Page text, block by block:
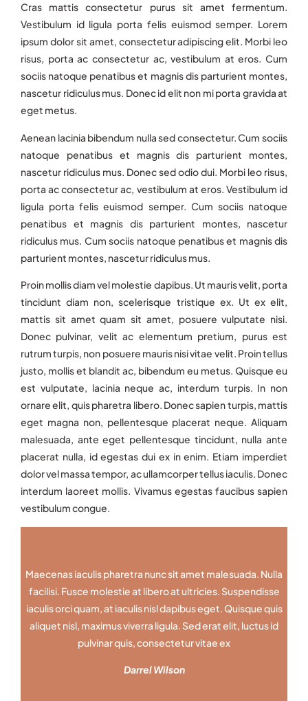
Cras mattis consectetur purus sit amet fermentum.
Vestibulum id ligula porta felis euismod semper. Lorem
ipsum dolor sit amet, consectetur adipiscing elit. Morbi leo
risus, porta ac consectetur ac, vestibulum at eros. Cum
sociis natoque penatibus et magnis dis parturient montes,
nascetur ridiculus mus. Donec id elit non mi porta gravida at
eget metus.
Aenean lacinia bibendum nulla sed consectetur. Cum sociis
natoque penatibus et magnis dis parturient montes,
nascetur ridiculus mus. Donec sed odio dui. Morbi leo risus,
porta ac consectetur ac, vestibulum at eros. Vestibulum id
ligula porta felis euismod semper. Cum sociis natoque
penatibus et magnis dis parturient montes, nascetur
ridiculus mus. Cum sociis natoque penatibus et magnis dis
parturient montes, nascetur ridiculus mus.
Proin mollis diam vel molestie dapibus. Ut mauris velit, porta
tincidunt diam non, scelerisque tristique ex. Ut ex elit,
mattis sit amet quam sit amet, posuere vulputate nisi.
Donec pulvinar, velit ac elementum pretium, purus est
rutrum turpis, non posuere mauris nisi vitae velit. Proin tellus
justo, mollis et blandit ac, bibendum eu metus. Quisque eu
est vulputate, lacinia neque ac, interdum turpis. In non
ornare elit, quis pharetra libero. Donec sapien turpis, mattis
eget magna non, pellentesque placerat neque. Aliquam
malesuada, ante eget pellentesque tincidunt, nulla ante
placerat nulla, id egestas dui ex in enim. Etiam imperdiet
dolor vel massa tempor, ac ullamcorper tellus iaculis. Donec
interdum laoreet mollis. Vivamus egestas faucibus sapien
vestibulum congue.
Maecenas iaculis pharetra nunc sit amet malesuada. Nulla
facilisi. Fusce molestie at libero at ultricies. Suspendisse
iaculis orci quam, at iaculis nisl dapibus eget. Quisque quis
aliquet nisl, maximus viverra ligula. Sed erat elit, luctus id
pulvinar quis, consectetur vitae ex
Darrel Wilson